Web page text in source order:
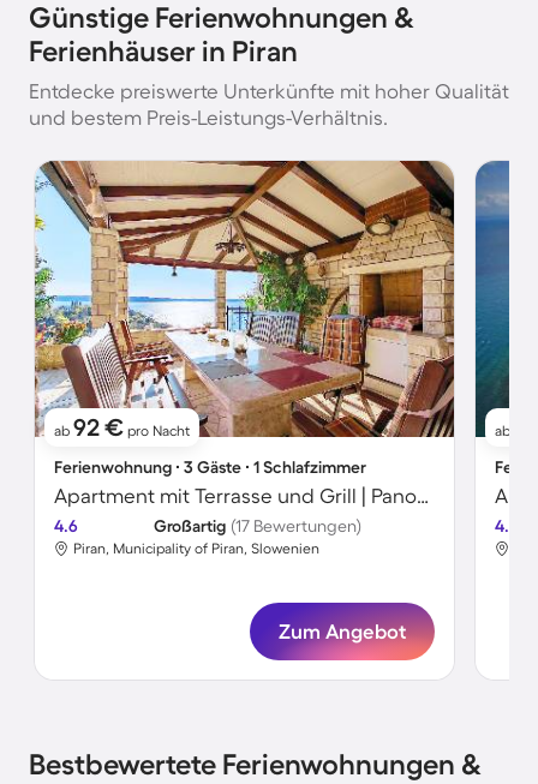
Günstige Ferienwohnungen &
Ferienhäuser in Piran
Entdecke preiswerte Unterkünfte mit hoher Qualität
und bestem Preis-Leistungs-Verhältnis.
ab 92 € pro Nacht
Ferienwohnung ∙ 3 Gäste ∙ 1 Schlafzimmer
Apartment mit Terrasse und Grill | Panoramablick
4.6 Großartig (17 Bewertungen)
Piran, Municipality of Piran, Slowenien
Zum Angebot
ab
4.3
Bestbewertete Ferienwohnungen &